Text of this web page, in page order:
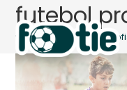
para
conteúdo
futebol
> Blog futebol